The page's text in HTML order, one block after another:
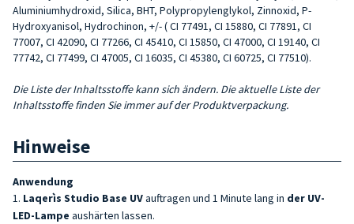
Aluminiumhydroxid, Silica, BHT, Polypropylenglykol, Zinnoxid, P-
Hydroxyanisol, Hydrochinon, +/- ( CI 77491, CI 15880, CI 77891, CI
77007, CI 42090, CI 77266, CI 45410, CI 15850, CI 47000, CI 19140, CI
77742, CI 77499, CI 47005, CI 16035, CI 45380, CI 60725, CI 77510).
Die Liste der Inhaltsstoffe kann sich ändern. Die aktuelle Liste der
Inhaltsstoffe finden Sie immer auf der Produktverpackung.
Hinweise
Anwendung
Laqerìs Studio Base UVauftragen und 1 Minute lang in der UV-
LED-Lampe aushärten lassen.